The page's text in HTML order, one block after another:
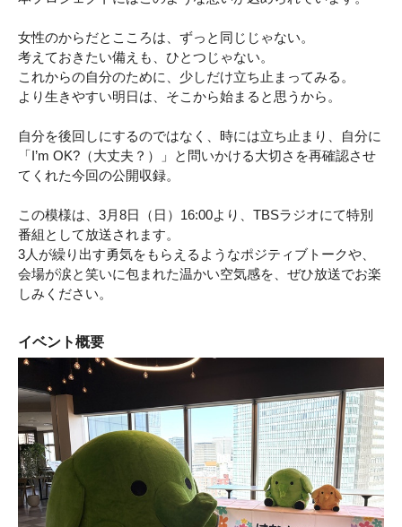
女性のからだとこころは、ずっと同じじゃない。
考えておきたい備えも、ひとつじゃない。
これからの自分のために、少しだけ立ち止まってみる。
より生きやすい明日は、そこから始まると思うから。
自分を後回しにするのではなく、時には立ち止まり、自分に
「I’m OK?（大丈夫？）」と問いかける大切さを再確認させ
てくれた今回の公開収録。
この模様は、3月8日（日）16:00より、TBSラジオにて特別
番組として放送されます。
3人が繰り出す勇気をもらえるようなポジティブトークや、
会場が涙と笑いに包まれた温かい空気感を、ぜひ放送でお楽
しみください。
イベント概要